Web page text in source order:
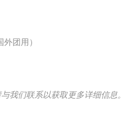
外团用）
我们联系以获取更多详细信息。